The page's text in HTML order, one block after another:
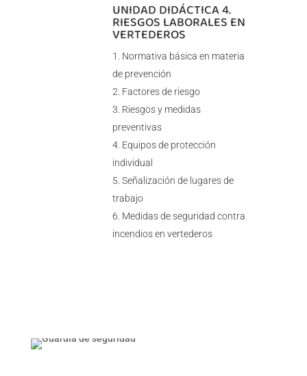
UNIDAD DIDÁCTICA 4.
RIESGOS LABORALES EN
VERTEDEROS
Normativa básica en materia
de prevención
Factores de riesgo
Riesgos y medidas
preventivas
Equipos de protección
individual
Señalización de lugares de
trabajo
Medidas de seguridad contra
incendios en vertederos